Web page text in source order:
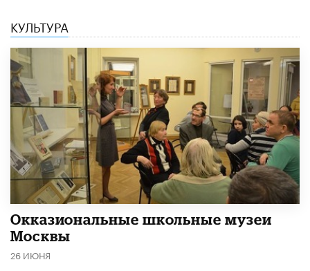
КУЛЬТУРА
​Окказиональные школьные музеи
Москвы
26 ИЮНЯ